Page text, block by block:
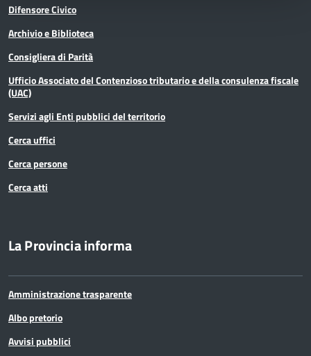
Difensore Civico
Archivio e Biblioteca
Consigliera di Parità
Ufficio Associato del Contenzioso tributario e della consulenza fiscale
(UAC)
Servizi agli Enti pubblici del territorio
Cerca uffici
Cerca persone
Cerca atti
La Provincia informa
Amministrazione trasparente
Albo pretorio
Avvisi pubblici